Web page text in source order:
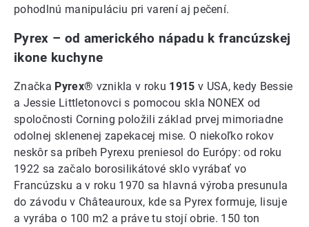
pohodlnú manipuláciu pri varení aj pečení.
Pyrex – od amerického nápadu k francúzskej
ikone kuchyne
Značka Pyrex® vznikla v roku 1915 v USA, kedy Bessie
a Jessie Littletonovci s pomocou skla NONEX od
spoločnosti Corning položili základ prvej mimoriadne
odolnej sklenenej zapekacej mise. O niekoľko rokov
neskôr sa príbeh Pyrexu preniesol do Európy: od roku
1922 sa začalo borosilikátové sklo vyrábať vo
Francúzsku a v roku 1970 sa hlavná výroba presunula
do závodu v Châteauroux, kde sa Pyrex formuje, lisuje
a vyrába o 100 m2 a práve tu stojí obrie. 150 ton